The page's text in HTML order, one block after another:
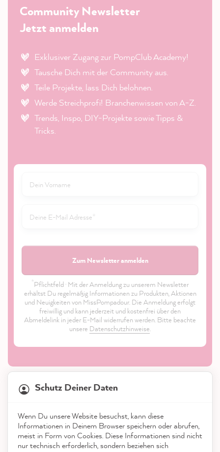
Community Newsletter
Jetzt anmelden
Exklusiver Zugang zur PompClub Academy!
Tausche Dich mit der Community aus.
Teile Projekte, lass Dich belohnen.
Werde Streichprofi! Branchenwissen von A-Z.
Trends, Inspo, DIY-Projekte sowie Tipps &
Tricks.
Zum Newsletter anmelden
*Pflichtfeld · Mit der Anmeldung zu unserem Newsletter
erhältst Du regelmäßig Informationen zu Produkten, Aktionen
und Neuigkeiten von MissPompadour. Die Anmeldung erfolgt
freiwillig und kann jederzeit und kostenfrei über den
Abmeldelink in jeder E-Mail widerrufen werden. Bitte beachte
unsere Datenschutzhinweise.
Service
Schutz Deiner Daten
Wenn Du unsere Website besuchst, kann diese
Informationen in Deinem Browser speichern oder abrufen,
meist in Form von Cookies. Diese Informationen sind nicht
nur technisch erforderlich, sondern beziehen sich
21.835Bewertungen
reviews-io